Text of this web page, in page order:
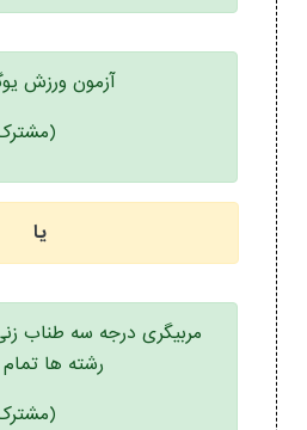
آزمون ورزش
یا
مربیگری درجه سه طناب
رشته ها